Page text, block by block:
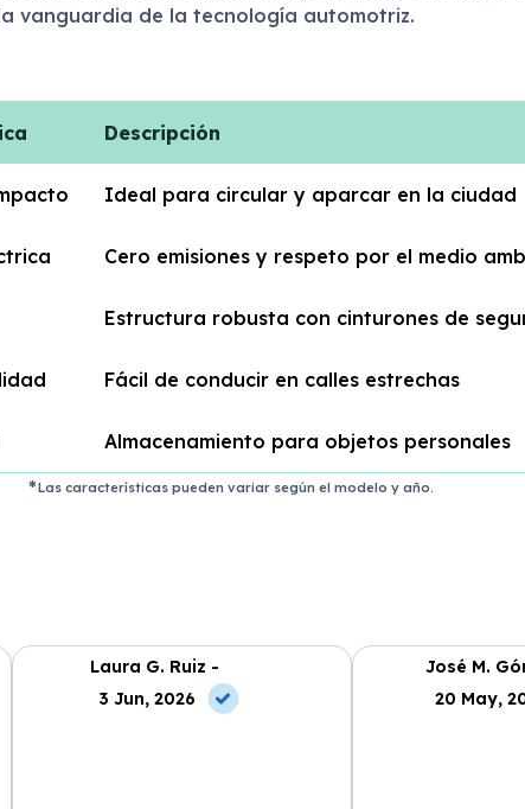
vanguardia de la tecnología automotriz.
Descripción
Ideal para circular y aparcar en la ciudad
Cero emisiones y respeto por el medio
Estructura robusta con cinturones de
Fácil de conducir en calles estrechas
Almacenamiento para objetos personales
Las características pueden variar según el modelo y año.
Laura G. Ruiz -
3 Jun, 2026
José M.
20 May,